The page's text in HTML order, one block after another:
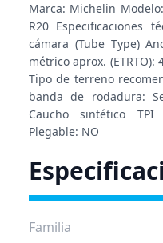
Marca: Michelin
R20 Especificaciones
cámara (Tube Type)
métrico aprox. (ETRTO):
Tipo de terreno
banda de rodadura:
Caucho sintético
Plegable: NO
Familia